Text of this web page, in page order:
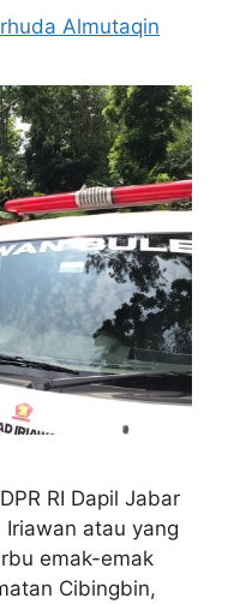
Almutaqin
RI Dapil Jabar
atau yang
emak-emak
Cibingbin,